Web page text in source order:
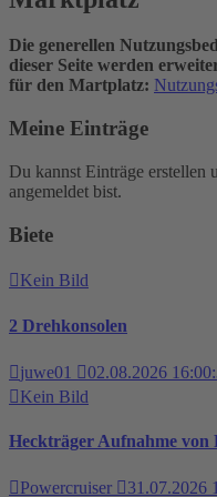
Die generellen
dieser Seite werden
für den Martplatz:
Meine Einträge
Du kannst Einträge erstellen
angemeldet bist.
Biete
Kein Bild
2 Drehkonsolen
juwe01
02.08.2026
Kein Bild
Heckträger Aufnahme von
Powercruiser 31.07.2026